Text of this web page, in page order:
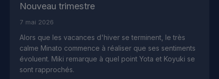
Nouveau trimestre
7 mai 2026
Alors que les vacances d'hiver se terminent, le très
calme Minato commence à réaliser que ses sentiments
évoluent. Miki remarque à quel point Yota et Koyuki se
sont rapprochés.